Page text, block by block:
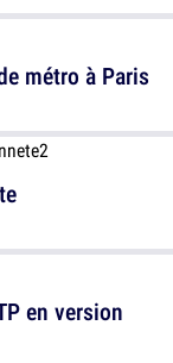
métro à Paris
en version